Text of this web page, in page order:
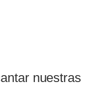
nuestras